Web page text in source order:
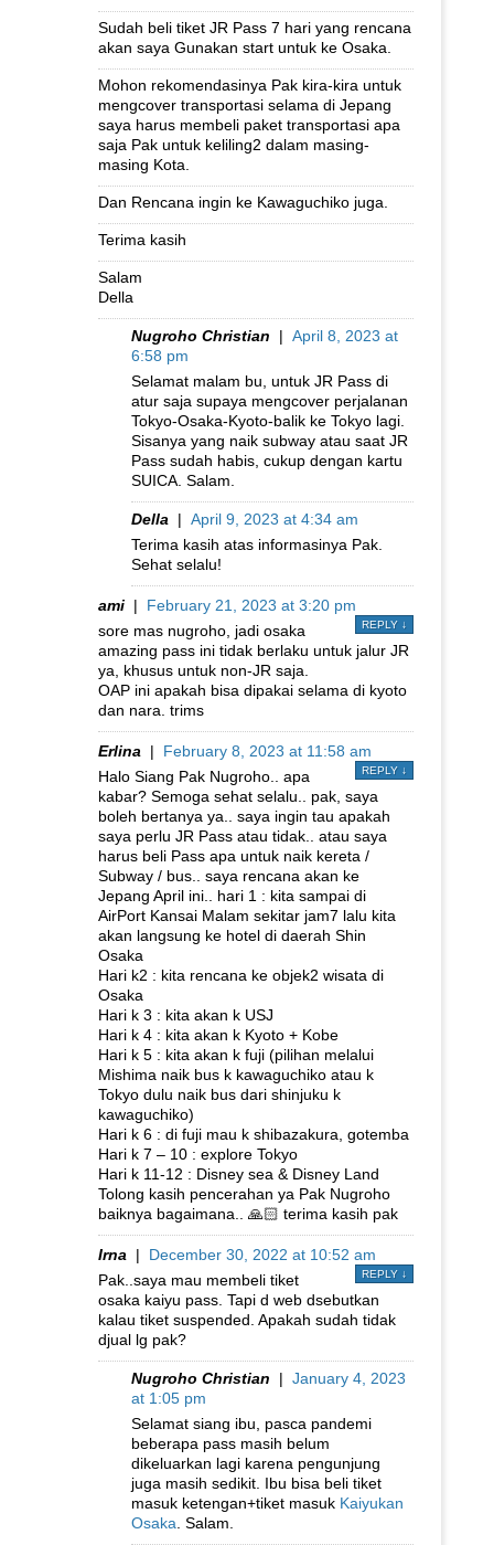
Sudah beli tiket JR Pass 7 hari yang rencana
akan saya Gunakan start untuk ke Osaka.
Mohon rekomendasinya Pak kira-kira untuk
mengcover transportasi selama di Jepang
saya harus membeli paket transportasi apa
saja Pak untuk keliling2 dalam masing-
masing Kota.
Dan Rencana ingin ke Kawaguchiko juga.
Terima kasih
Salam
Della
Nugroho Christian | April 8, 2023 at
6:58 pm
Selamat malam bu, untuk JR Pass di
atur saja supaya mengcover perjalanan
Tokyo-Osaka-Kyoto-balik ke Tokyo lagi.
Sisanya yang naik subway atau saat JR
Pass sudah habis, cukup dengan kartu
SUICA. Salam.
Della | April 9, 2023 at 4:34 am
Terima kasih atas informasinya Pak.
Sehat selalu!
ami | February 21, 2023 at 3:20 pm
REPLY ↓
sore mas nugroho, jadi osaka
amazing pass ini tidak berlaku untuk jalur JR
ya, khusus untuk non-JR saja.
OAP ini apakah bisa dipakai selama di kyoto
dan nara. trims
Erlina | February 8, 2023 at 11:58 am
REPLY ↓
Halo Siang Pak Nugroho.. apa
kabar? Semoga sehat selalu.. pak, saya
boleh bertanya ya.. saya ingin tau apakah
saya perlu JR Pass atau tidak.. atau saya
harus beli Pass apa untuk naik kereta /
Subway / bus.. saya rencana akan ke
Jepang April ini.. hari 1 : kita sampai di
AirPort Kansai Malam sekitar jam7 lalu kita
akan langsung ke hotel di daerah Shin
Osaka
Hari k2 : kita rencana ke objek2 wisata di
Osaka
Hari k 3 : kita akan k USJ
Hari k 4 : kita akan k Kyoto + Kobe
Hari k 5 : kita akan k fuji (pilihan melalui
Mishima naik bus k kawaguchiko atau k
Tokyo dulu naik bus dari shinjuku k
kawaguchiko)
Hari k 6 : di fuji mau k shibazakura, gotemba
Hari k 7 – 10 : explore Tokyo
Hari k 11-12 : Disney sea & Disney Land
Tolong kasih pencerahan ya Pak Nugroho
baiknya bagaimana.. 🙏🏻 terima kasih pak
Irna | December 30, 2022 at 10:52 am
REPLY ↓
Pak..saya mau membeli tiket
osaka kaiyu pass. Tapi d web dsebutkan
kalau tiket suspended. Apakah sudah tidak
djual lg pak?
Nugroho Christian | January 4, 2023
at 1:05 pm
Selamat siang ibu, pasca pandemi
beberapa pass masih belum
dikeluarkan lagi karena pengunjung
juga masih sedikit. Ibu bisa beli tiket
masuk ketengan+tiket masuk Kaiyukan
Osaka . Salam.